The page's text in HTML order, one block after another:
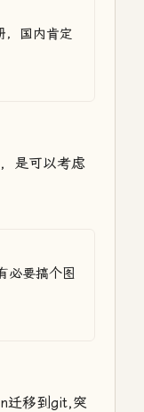
，国内肯定
是可以考虑
必要搞个图
迁移到git,突